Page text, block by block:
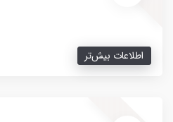
اطلاعات بیش‌تر